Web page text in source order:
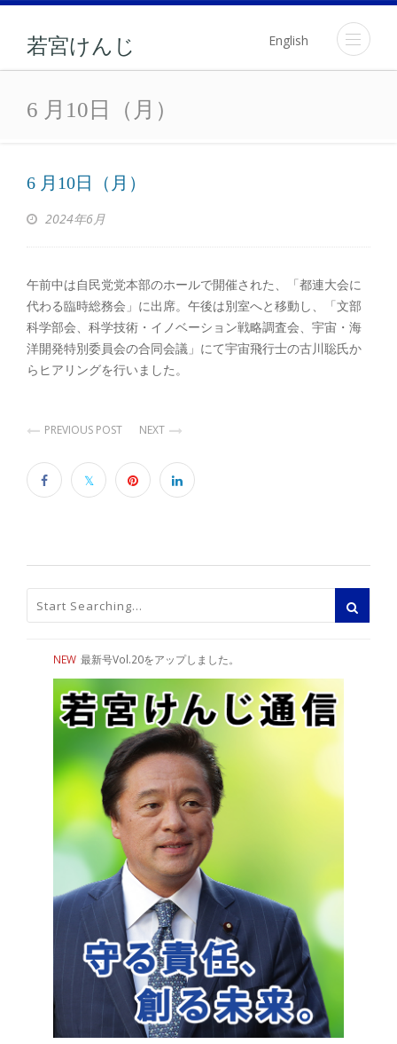
若宮けんじ English
6 月10日（月）
6 月10日（月）
6 月10日（月）
2024年6月
午前中は自民党党本部のホールで開催された、「都連大会に
代わる臨時総務会」に出席。午後は別室へと移動し、「文部
科学部会、科学技術・イノベーション戦略調査会、宇宙・海
洋開発特別委員会の合同会議」にて宇宙飛行士の古川聡氏か
らヒアリングを行いました。
PREVIOUS POST NEXT
NEW 最新号Vol.20をアップしました。